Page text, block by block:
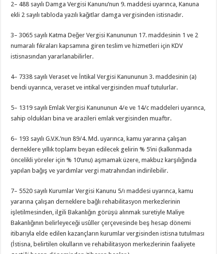
2– 488 sayılı Damga Vergisi Kanunu’nun 9. maddesi uyarınca, Kanuna
ekli 2 sayılı tabloda yazılı kağıtlar damga vergisinden istisnadır.
3– 3065 sayılı Katma Değer Vergisi Kanununun 17. maddesinin 1 ve 2
numaralı fıkraları kapsamına giren teslim ve hizmetleri için KDV
istisnasından yararlanabilirler.
4– 7338 sayılı Veraset ve İntikal Vergisi Kanununun 3. maddesinin (a)
bendi uyarınca, veraset ve intikal vergisinden muaf tutulurlar.
5– 1319 sayılı Emlak Vergisi Kanununun 4/e ve 14/c maddeleri uyarınca,
sahip oldukları bina ve arazileri emlak vergisinden muaftır.
6– 193 sayılı G.V.K.’nun 89/4. Md. uyarınca, kamu yararına çalışan
derneklere yıllık toplamı beyan edilecek gelirin % 5’ini (kalkınmada
öncelikli yöreler için % 10’unu) aşmamak üzere, makbuz karşılığında
yapılan bağış ve yardımlar vergi matrahından indirilebilir.
7– 5520 sayılı Kurumlar Vergisi Kanunu 5/ı maddesi uyarınca, kamu
yararına çalışan derneklere bağlı rehabilitasyon merkezlerinin
işletilmesinden, ilgili Bakanlığın görüşü alınmak suretiyle Maliye
Bakanlığının belirleyeceği usûller çerçevesinde beş hesap dönemi
itibarıyla elde edilen kazançların kurumlar vergisinden istisna tutulması
(İstisna, belirtilen okulların ve rehabilitasyon merkezlerinin faaliyete